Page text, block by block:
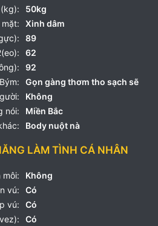
50kg
mặt:
Xinh dâm
89
62
92
Bým:
Gọn gàng thơm tho sạch sẽ
Không
nói:
Miền Bắc
Body nuột nà
LÀM TÌNH CÁ NHÂN
môi:
Không
vú:
Có
vú:
Có
Có